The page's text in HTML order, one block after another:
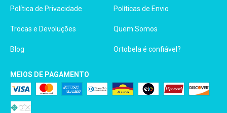
Política de Privacidade Políticas de Envio
Trocas e Devoluções Quem Somos
Blog Ortobela é confiável?
MEIOS DE PAGAMENTO